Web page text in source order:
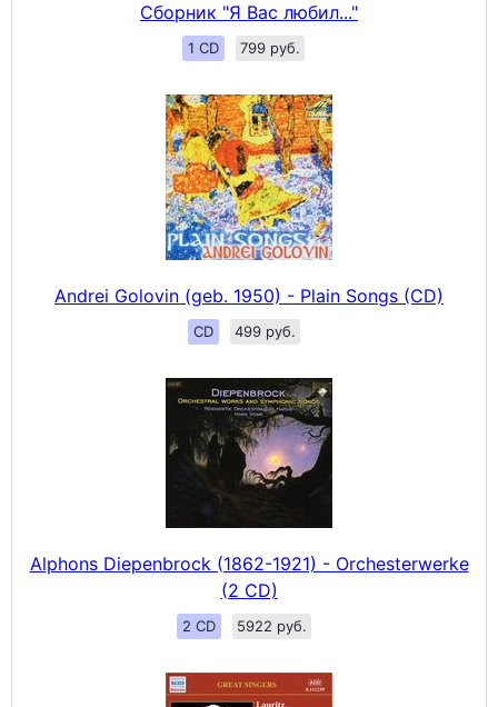
Сборник "Я Вас любил..."
1 CD 799 руб.
Andrei Golovin (geb. 1950) - Plain Songs (CD)
CD 499 руб.
Alphons Diepenbrock (1862-1921) - Orchesterwerke
(2 CD)
2 CD 5922 руб.